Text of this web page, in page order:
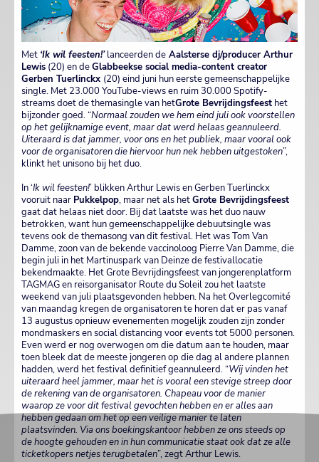
Met ‘Ik wil feesten!’lanceerden de Aalsterse dj/producer Arthur
Lewis (20) en deGlabbeekse social media-content creator
Gerben Tuerlinckx (20) eind juni hun eerste gemeenschappelijke
single. Met 23.000 YouTube-views en ruim 30.000 Spotify-
streams doet de themasingle van hetGrote Bevrijdingsfeest het
bijzonder goed. “Normaal zouden we hem eind juli ook voorstellen
op het gelijknamige event, maar dat werd helaas geannuleerd.
Uiteraard is dat jammer, voor ons en het publiek, maar vooral ook
voor de organisatoren die hiervoor hun nek hebben uitgestoken”,
klinkt het unisono bij het duo.
In ‘Ik wil feesten!’ blikken Arthur Lewis en Gerben Tuerlinckx
vooruit naar Pukkelpop, maar net als hetGrote Bevrijdingsfeest
gaat dat helaas niet door. Bij dat laatste was het duo nauw
betrokken, want hun gemeenschappelijke debuutsingle was
tevens ook de themasong van dit festival. Het was Tom Van
Damme, zoon van de bekende vaccinoloog Pierre Van Damme, die
begin juli in het Martinuspark van Deinze de festivallocatie
bekendmaakte. Het Grote Bevrijdingsfeest van jongerenplatform
TAGMAG en reisorganisator Route du Soleil zou het laatste
weekend van juli plaatsgevonden hebben. Na het Overlegcomité
van maandag kregen de organisatoren te horen dat er pas vanaf
13 augustus opnieuw evenementen mogelijk zouden zijn zonder
mondmaskers en social distancing voor events tot 5000 personen.
Even werd er nog overwogen om die datum aan te houden, maar
toen bleek dat de meeste jongeren op die dag al andere plannen
hadden, werd het festival definitief geannuleerd. “Wij vinden het
uiteraard heel jammer, maar het is vooral een stevige streep door
de rekening van de organisatoren. Chapeau voor de manier
waarop ze voor dit festival gevochten hebben en er alles aan
hebben gedaan om het op een veilige manier te laten
plaatsvinden. Via ons boekingskantoor hebben ze ons steeds op
de hoogte gehouden en in hun communicatie staat ook dat ze alle
ticketkopers netjes terugbetalen”, zegt Arthur Lewis.